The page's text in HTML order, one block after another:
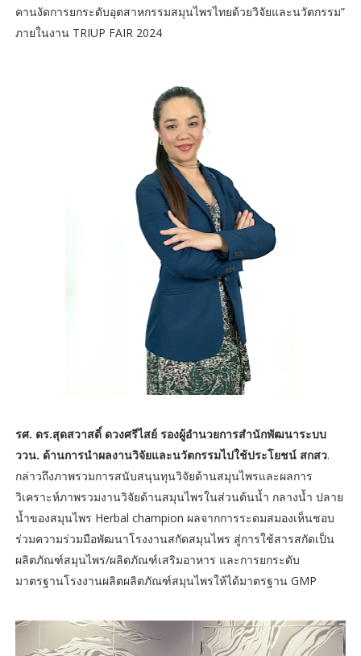
คานงัดการยกระดับอุตสาหกรรมสมุนไพรไทยด้วยวิจัยและนวัตกรรม”
ภายในงาน TRIUP FAIR 2024
รศ. ดร.สุดสวาสดิ์ ดวงศรีไสย์ รองผู้อำนวยการสำนักพัฒนาระบบ
ววน. ด้านการนำผลงานวิจัยและนวัตกรรมไปใช้ประโยชน์ สกสว.
กล่าวถึงภาพรวมการสนับสนุนทุนวิจัยด้านสมุนไพรและผลการ
วิเคราะห์ภาพรวมงานวิจัยด้านสมุนไพรในส่วนต้นน้ำ กลางน้ำ ปลาย
น้ำของสมุนไพร Herbal champion ผลจากการระดมสมองเห็นชอบ
ร่วมความร่วมมือพัฒนาโรงงานสกัดสมุนไพร สู่การใช้สารสกัดเป็น
ผลิตภัณฑ์สมุนไพร/ผลิตภัณฑ์เสริมอาหาร และการยกระดับ
มาตรฐานโรงงานผลิตผลิตภัณฑ์สมุนไพรให้ได้มาตรฐาน GMP